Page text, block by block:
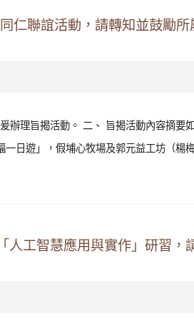
仁聯誼活動，請轉知並鼓勵所
辦理旨揭活動。 二、 旨揭活動內容摘要如
日遊」，假埔心牧場及郭元益工坊（楊
人工智慧應用與實作」研習，